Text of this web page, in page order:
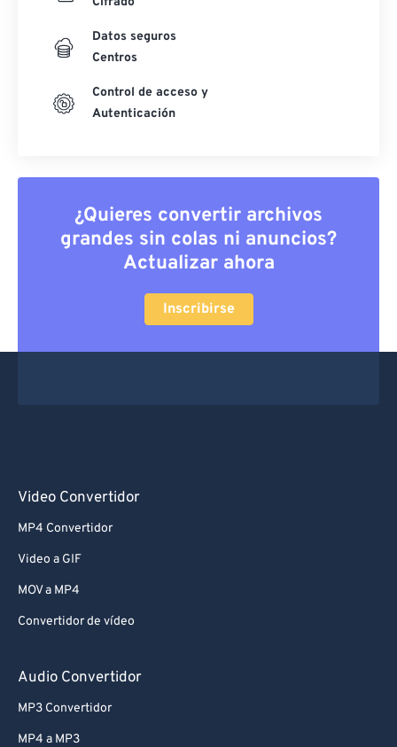
Datos seguros
Centros
Control de acceso y
Autenticación
¿Quieres convertir archivos
grandes sin colas ni anuncios?
Actualizar ahora
Inscribirse
Video Convertidor
MP4 Convertidor
Video a GIF
MOV a MP4
Convertidor de vídeo
Audio Convertidor
MP3 Convertidor
MP4 a MP3